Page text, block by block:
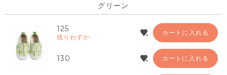
グリーン
125
残りわずか
カートに入れる
130 カートに入れる